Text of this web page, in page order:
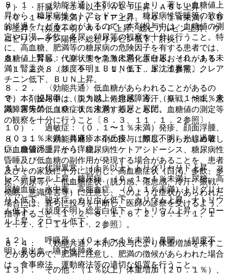
８．１． 〈効能共通〉本剤の投与により、著しい血糖値上
昇から、糖尿病性ケトアシドーシス、糖尿病性昏睡等の致命
的経過をたどることがあるので、本剤投与中は、血糖値の測
定や口渇、多飲、多尿、頻尿等の観察を十分に行うこと。特
に、高血糖、肥満等の糖尿病の危険因子を有する患者では、
血糖値上昇し、代謝状態を急激に悪化させるおそれがある
〔１．２、８．３、９．１．１、１１．１．１参照〕。
８．２． 〈効能共通〉低血糖があらわれることがあるの
で、本剤投与中は、脱力感、倦怠感、冷汗、振戦、傾眠、意
識障害等の低血糖症状に注意するとともに、血糖値の測定等
の観察を十分に行うこと〔８．３、１１．１．２参照〕。
８．３． 〈効能共通〉本剤の投与に際し、あらかじめ著し
い血糖値の上昇から、糖尿病性ケトアシドーシス、糖尿病性
昏睡及び低血糖の副作用が発現する場合があることを、患者
及びその家族に十分に説明し、高血糖症状（口渇、多飲、多
尿、頻尿等）、低血糖症状（脱力感、倦怠感、冷汗、振戦、
傾眠、意識障害等）に注意し、このような症状があらわれた
場合には、直ちに投与を中断し、医師の診察を受けるよう、
指導すること〔１．２、８．１、８．２、９．１．１、１
１．１．１、１１．１．２参照〕。
８．４． 〈効能共通〉本剤の投与により体重増加を来すこ
とがあるので、肥満に注意し、肥満の徴候があらわれた場合
は、食事療法、運動療法等の適切な処置を行うこと。
７）． 肝臓：（１％以上）ＡＬＴ上昇、ＡＳＴ上昇、
（０．１〜１％未満）γ−ＧＴＰ上昇、（０．１％未満）ＬＤ
Ｈ上昇、（頻度不明）Ａｌ−Ｐ上昇、総ビリルビン上昇、ウ
ロビリノーゲン陽性、総ビリルビン低下、肝炎。
８）． 腎臓：（０．１〜１％未満）蛋白尿、（０．１％未
満）腎盂炎、（頻度不明）ＢＵＮ低下、尿沈渣異常、クレア
チニン低下、ＢＵＮ上昇。
９）． 泌尿器：（１％以上）排尿障害、（０．１〜１％未
満）尿失禁、（０．１％未満）頻尿、尿閉。
１０）． 過敏症：（０．１〜１％未満）発疹、顔面浮腫、
（０．１％未満）蕁麻疹、小丘疹、（頻度不明）光線過敏
症、血管浮腫、そう痒症。
１１）． 代謝異常：（１％以上）トリグリセリド上昇、コ
レステロール上昇、糖尿病、（０．１〜１％未満）尿糖、高
尿酸血症、水中毒、高脂血症、（０．１％未満）トリグリセ
リド低下、脱水症、カリウム低下、カリウム上昇、ナトリウ
ム低下、（頻度不明）総蛋白低下、ナトリウム上昇、クロー
ル上昇、クロール低下。
１２）． 呼吸器：（０．１〜１％未満）鼻閉、（頻度不
明）鼻出血、嚥下性肺炎。
１３）． その他：（１％以上）体重増加（２０．１％）、